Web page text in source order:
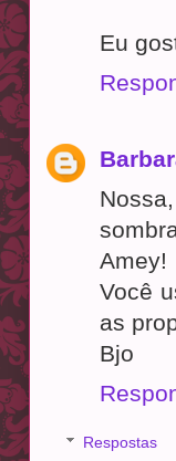
Eu
Amey!
Você
as
Bjo
Respostas